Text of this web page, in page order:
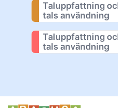
Taluppfattning
tals användning
Taluppfattning
tals användning